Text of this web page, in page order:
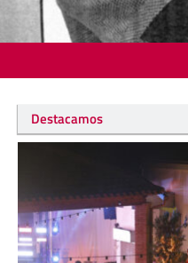
Destacamos